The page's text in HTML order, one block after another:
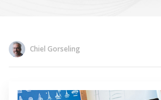
Chiel Gorseling